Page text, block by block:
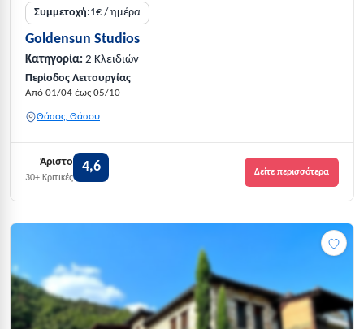
Συμμετοχή:1€ / ημέρα
Goldensun Studios
Κατηγορία: 2 Κλειδιών
Περίοδος Λειτουργίας
Από 01/04 έως 05/10
Θάσος, Θάσου
Άριστο
30+ Κριτικές
4,6 Δείτε περισσότερα